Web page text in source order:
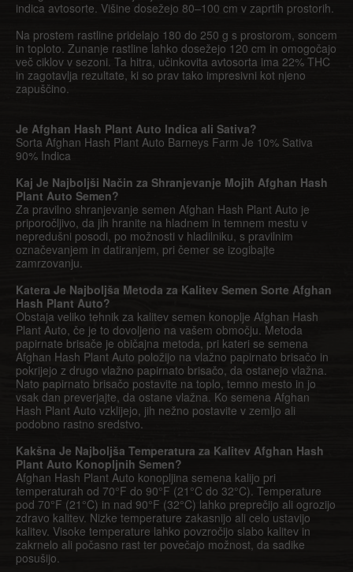
indica avtosorte. Višine dosežejo 80–100 cm v zaprtih prostorih.
Na prostem rastline pridelajo 180 do 250 g s prostorom, soncem
in toploto. Zunanje rastline lahko dosežejo 120 cm in omogočajo
več ciklov v sezoni. Ta hitra, učinkovita avtosorta ima 22% THC
in zagotavlja rezultate, ki so prav tako impresivni kot njeno
zapuščino.
Je Afghan Hash Plant Auto Indica ali Sativa?
Sorta Afghan Hash Plant Auto Barneys Farm Je 10% Sativa
90% Indica
Kaj Je Najboljši Način za Shranjevanje Mojih Afghan Hash
Plant Auto Semen?
Za pravilno shranjevanje semen Afghan Hash Plant Auto je
priporočljivo, da jih hranite na hladnem in temnem mestu v
nepredušni posodi, po možnosti v hladilniku, s pravilnim
označevanjem in datiranjem, pri čemer se izogibajte
zamrzovanju.
Katera Je Najboljša Metoda za Kalitev Semen Sorte Afghan
Hash Plant Auto?
Obstaja veliko tehnik za kalitev semen konoplje Afghan Hash
Plant Auto, če je to dovoljeno na vašem območju. Metoda
papirnate brisače je običajna metoda, pri kateri se semena
Afghan Hash Plant Auto položijo na vlažno papirnato brisačo in
pokrijejo z drugo vlažno papirnato brisačo, da ostanejo vlažna.
Nato papirnato brisačo postavite na toplo, temno mesto in jo
vsak dan preverjajte, da ostane vlažna. Ko semena Afghan
Hash Plant Auto vzklijejo, jih nežno postavite v zemljo ali
podobno rastno sredstvo.
Kakšna Je Najboljša Temperatura za Kalitev Afghan Hash
Plant Auto Konopljnih Semen?
Afghan Hash Plant Auto konopljina semena kalijo pri
temperaturah od 70°F do 90°F (21°C do 32°C). Temperature
pod 70°F (21°C) in nad 90°F (32°C) lahko preprečijo ali ogrozijo
zdravo kalitev. Nizke temperature zakasnijo ali celo ustavijo
kalitev. Visoke temperature lahko povzročijo slabo kalitev in
zakrnelo ali počasno rast ter povečajo možnost, da sadike
posušijo.